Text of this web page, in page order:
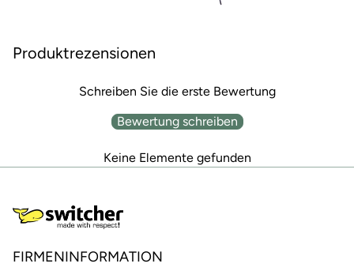
Produktrezensionen
Schreiben Sie die erste Bewertung
Bewertung schreiben
Keine Elemente gefunden
FIRMENINFORMATION